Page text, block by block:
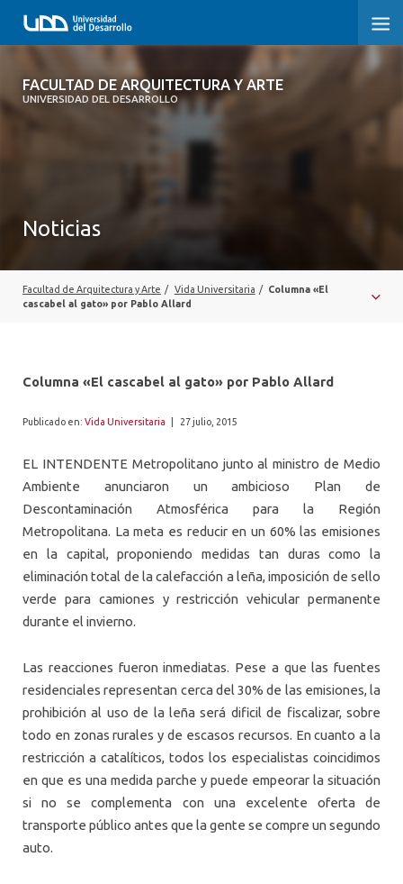
FACULTAD DE ARQUITECTURA Y ARTE
UNIVERSIDAD DEL DESARROLLO
FACULTAD DE ARQUITECTURA Y ARTE
MAGÍSTER
Noticias
Facultad de Arquitectura y Arte / Vida Universitaria / Columna «El
cascabel al gato» por Pablo Allard
Columna «El cascabel al gato» por Pablo Allard
Publicado en: Vida Universitaria 27 julio, 2015
EL INTENDENTE Metropolitano junto al ministro de Medio
Ambiente anunciaron un ambicioso Plan de
Descontaminación Atmosférica para la Región
Metropolitana. La meta es reducir en un 60% las emisiones
en la capital, proponiendo medidas tan duras como la
eliminación total de la calefacción a leña, imposición de sello
verde para camiones y restricción vehicular permanente
durante el invierno.
Las reacciones fueron inmediatas. Pese a que las fuentes
residenciales representan cerca del 30% de las emisiones, la
prohibición al uso de la leña será dificil de fiscalizar, sobre
todo en zonas rurales y de escasos recursos. En cuanto a la
restricción a catalíticos, todos los especialistas coincidimos
en que es una medida parche y puede empeorar la situación
si no se complementa con una excelente oferta de
transporte público antes que la gente se compre un segundo
auto.